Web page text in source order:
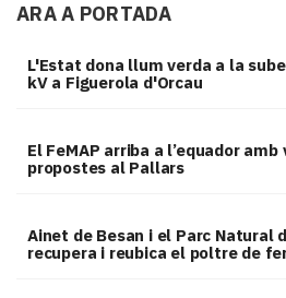
ARA A PORTADA
L'Estat dona llum verda a la
kV a Figuerola d'Orcau
El FeMAP arriba a l’equador
propostes al Pallars
Ainet de Besan i el Parc Natural
recupera i reubica el poltre de